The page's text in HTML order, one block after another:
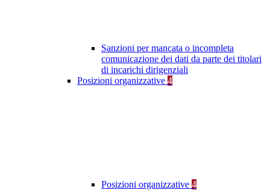
Sanzioni per mancata o incompleta
comunicazione dei dati da parte dei titolari
di incarichi dirigenziali
Posizioni organizzative 4
Posizioni organizzative 4